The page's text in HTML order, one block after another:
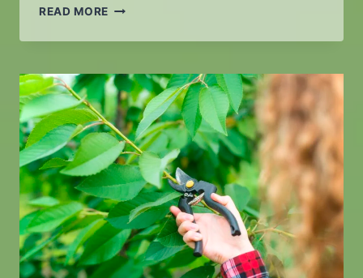
READ MORE AEDADE